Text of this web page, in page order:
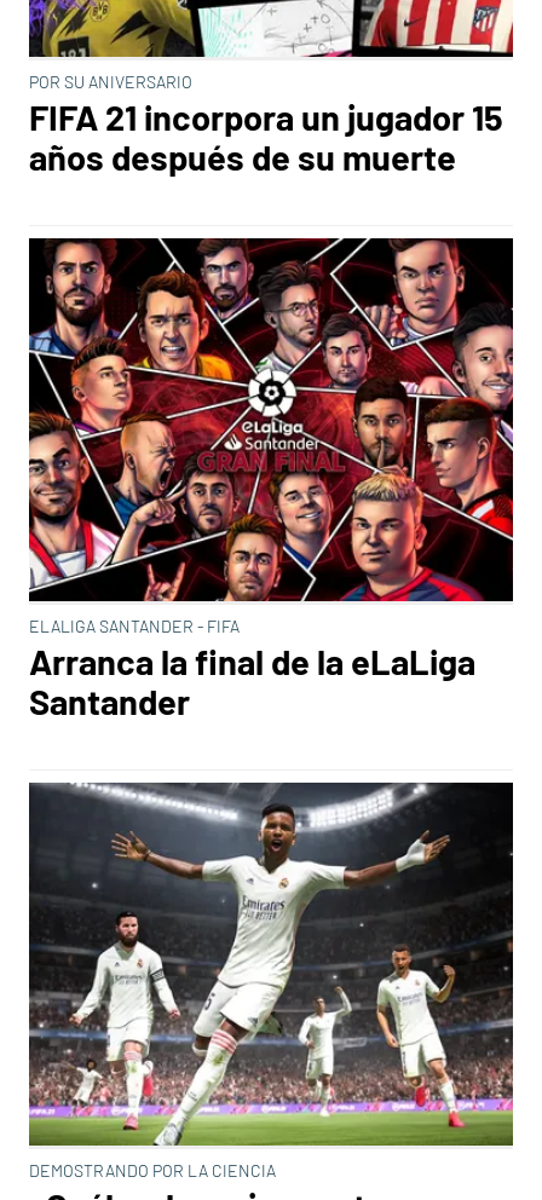
POR SU ANIVERSARIO
FIFA 21 incorpora un jugador 15
años después de su muerte
ELALIGA SANTANDER - FIFA
Arranca la final de la eLaLiga
Santander
DEMOSTRANDO POR LA CIENCIA